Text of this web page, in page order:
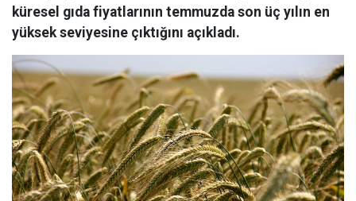
küresel gıda fiyatlarının temmuzda son üç yılın en
yüksek seviyesine çıktığını açıkladı.